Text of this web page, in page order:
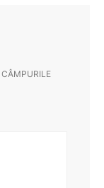
CÂMPURILE